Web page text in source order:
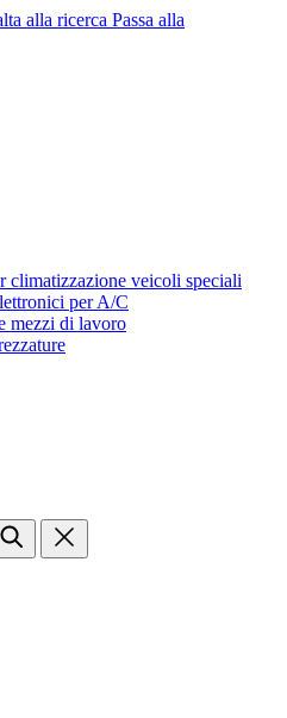
alla ricerca Passa alla
climatizzazione veicoli speciali
per A/C
mezzi di lavoro